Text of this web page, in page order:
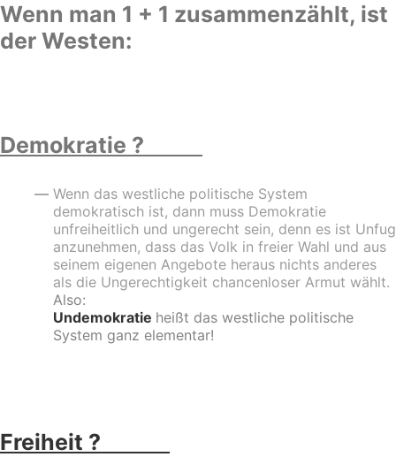
Wenn man 1 + 1 zusammenzählt, ist
der Westen:
Demokratie ?
Wenn das westliche politische System
demokratisch ist, dann muss Demokratie
unfreiheitlich und ungerecht sein, denn es ist Unfug
anzunehmen, dass das Volk in freier Wahl und aus
seinem eigenen Angebote heraus nichts anderes
als die Ungerechtigkeit chancenloser Armut wählt.
Also:
Undemokratie heißt das westliche politische
System ganz elementar!
Freiheit ?